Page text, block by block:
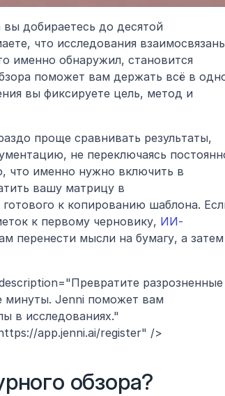
добираетесь до десятой
что исследования
именно обнаружил, становится
поможет вам держать всё в
вы фиксируете цель, метод и
проще сравнивать результаты,
не переключаясь
что именно нужно включить в
вашу матрицу в
к копированию шаблона.
к первому черновику, ИИ-
перенести мысли на бумагу, а затем
разрозненные
минуты. Jenni поможет вам
в исследованиях."
app.jenni.ai/register" />
обзора?